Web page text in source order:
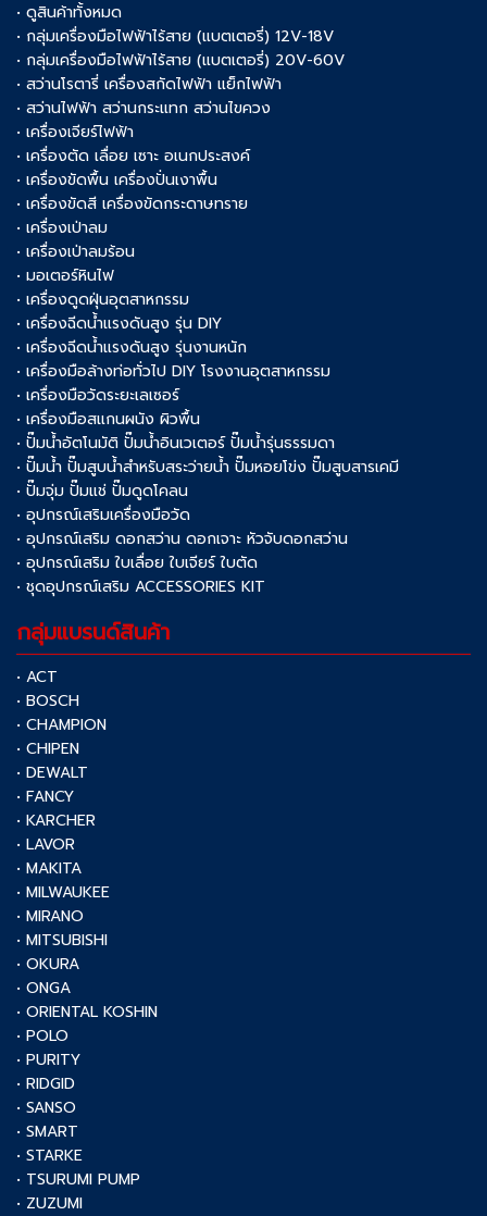
• ดูสินค้าทั้งหมด
• กลุ่มเครื่องมือไฟฟ้าไร้สาย (แบตเตอรี่) 12V-18V
• กลุ่มเครื่องมือไฟฟ้าไร้สาย (แบตเตอรี่) 20V-60V
• สว่านโรตารี่ เครื่องสกัดไฟฟ้า แย็กไฟฟ้า
• สว่านไฟฟ้า สว่านกระแทก สว่านไขควง
• เครื่องเจียร์ไฟฟ้า
• เครื่องตัด เลื่อย เซาะ อเนกประสงค์
• เครื่องขัดพื้น เครื่องปั่นเงาพื้น
• เครื่องขัดสี เครื่องขัดกระดาษทราย
• เครื่องเป่าลม
• เครื่องเป่าลมร้อน
• มอเตอร์หินไฟ
• เครื่องดูดฝุ่นอุตสาหกรรม
• เครื่องฉีดน้ำแรงดันสูง รุ่น DIY
• เครื่องฉีดน้ำแรงดันสูง รุ่นงานหนัก
• เครื่องมือล้างท่อทั่วไป DIY โรงงานอุตสาหกรรม
• เครื่องมือวัดระยะเลเซอร์
• เครื่องมือสแกนผนัง ผิวพื้น
• ปั๊มน้ำอัตโนมัติ ปั๊มน้ำอินเวเตอร์ ปั๊มน้ำรุ่นธรรมดา
• ปั๊มน้ำ ปั๊มสูบน้ำสำหรับสระว่ายน้ำ ปั๊มหอยโข่ง ปั๊มสูบสารเคมี
• ปั๊มจุ่ม ปั๊มแช่ ปั๊มดูดโคลน
• อุปกรณ์เสริมเครื่องมือวัด
• อุปกรณ์เสริม ดอกสว่าน ดอกเจาะ หัวจับดอกสว่าน
• อุปกรณ์เสริม ใบเลื่อย ใบเจียร์ ใบตัด
• ชุดอุปกรณ์เสริม ACCESSORIES KIT
กลุ่มแบรนด์สินค้า
• ACT
• BOSCH
• CHAMPION
• CHIPEN
• DEWALT
• FANCY
• KARCHER
• LAVOR
• MAKITA
• MILWAUKEE
• MIRANO
• MITSUBISHI
• OKURA
• ONGA
• ORIENTAL KOSHIN
• POLO
• PURITY
• RIDGID
• SANSO
• SMART
• STARKE
• TSURUMI PUMP
• ZUZUMI